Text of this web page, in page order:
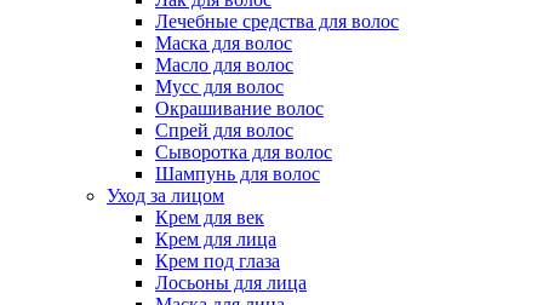
Лечебные средства для волос
Маска для волос
Масло для волос
Мусс для волос
Окрашивание волос
Спрей для волос
Сыворотка для волос
Шампунь для волос
Уход за лицом
Крем для век
Крем для лица
Крем под глаза
Лосьоны для лица